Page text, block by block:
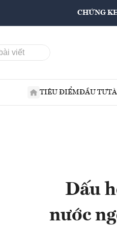
CHỨNG
TIÊU ĐIỂMĐẦU TƯ
Dấu
nước